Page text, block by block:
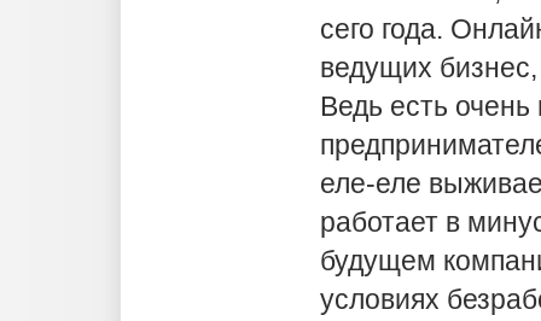
сего года.
ведущих
Ведь есть очень
еле-еле
работает в
будущем
условиях